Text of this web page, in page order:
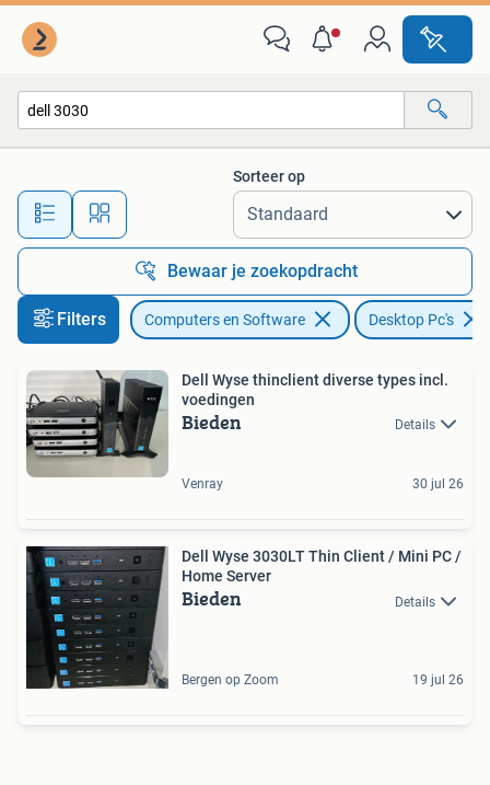
Alle afstanden…
Sorteer op
Bewaar je zoekopdracht
Filters Computers en Software Desktop Pc's
Dell Wyse thinclient diverse types incl.
voedingen
Bieden Details
Venray 30 jul 26
Dell Wyse 3030LT Thin Client / Mini PC /
Home Server
Bieden Details
Bergen op Zoom 19 jul 26